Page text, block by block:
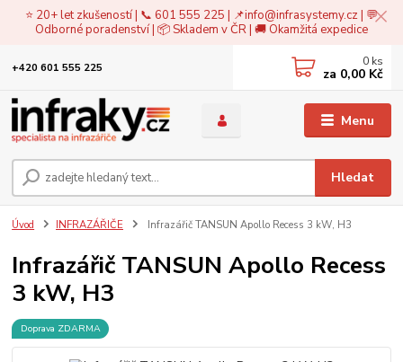
⭐ 20+ let zkušeností | 📞 601 555 225 | 📌info@infrasystemy.cz| 💬
Odborné poradenství | 📦 Skladem v ČR | 🚚 Okamžitá expedice
Menu
Hledat
+420 601 555 225 0 ks
za 0,00 Kč
Úvod INFRAZÁŘIČE Infrazářič TANSUN Apollo Recess 3 kW, H3
Infrazářič TANSUN Apollo Recess
3 kW, H3
Doprava ZDARMA